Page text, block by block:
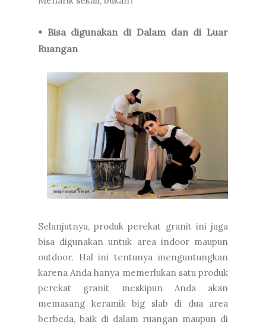
• Bisa digunakan di Dalam dan di Luar
Ruangan
Selanjutnya, produk perekat granit ini juga
bisa digunakan untuk area indoor maupun
outdoor. Hal ini tentunya menguntungkan
karena Anda hanya memerlukan satu produk
perekat granit meskipun Anda akan
memasang keramik big slab di dua area
berbeda, baik di dalam ruangan maupun di